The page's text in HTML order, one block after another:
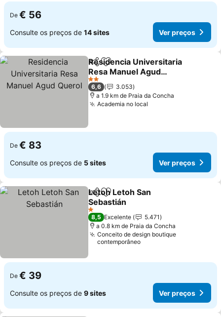
De € 56
Consulte os preços de 14 sites Ver preços
PartilharAdicionar aos favoritos
Residencia Universitaria
Resa Manuel Agud
Querol
2 Estrelas
6,6
3.053
a 1.9 km de Praia da Concha
Academia no local
De € 83
Consulte os preços de 5 sites Ver preços
PartilharAdicionar aos favoritos
Letoh Letoh San
Sebastián
1 Estrelas
8,5 Excelente
5.471
a 0.8 km de Praia da Concha
Conceito de design boutique
contemporâneo
De € 39
Consulte os preços de 9 sites Ver preços